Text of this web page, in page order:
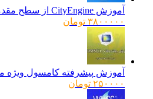
آموزش CityEngine از سطح مقدماتی تا پیشرفته
۳۸۰۰۰۰۰ تومان
آموزش پیشرفته کامسول ویژه
۲۵۰۰۰۰ تومان